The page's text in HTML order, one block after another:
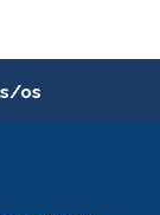
os